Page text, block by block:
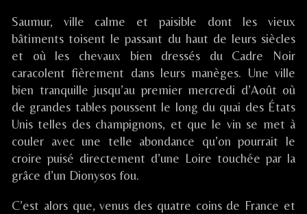
Tablées
/
Saumur
published
on
posts
by
of
Les
Grandes
Tablées
(49),
Grandes
Tablées
(49)
Saumur, ville calme et paisible dont les vieux
bâtiments toisent le passant du haut de leurs siècles
et où les chevaux bien dressés du Cadre Noir
caracolent fièrement dans leurs manèges. Une ville
bien tranquille jusqu’au premier mercredi d’Août où
de grandes tables poussent le long du quai des États
Unis telles des champignons, et que le vin se met à
couler avec une telle abondance qu’on pourrait le
croire puisé directement d’une Loire touchée par la
grâce d’un Dionysos fou.
C’est alors que, venus des quatre coins de France et